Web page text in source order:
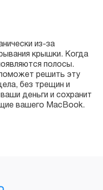
из-за
крышки. Когда
полосы.
решить эту
без трещин и
деньги и сохранит
вашего MacBook.